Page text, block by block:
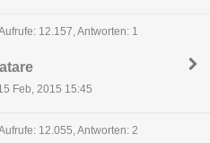
12.157, Antworten: 1
Feb, 2015 15:45
12.055, Antworten: 2